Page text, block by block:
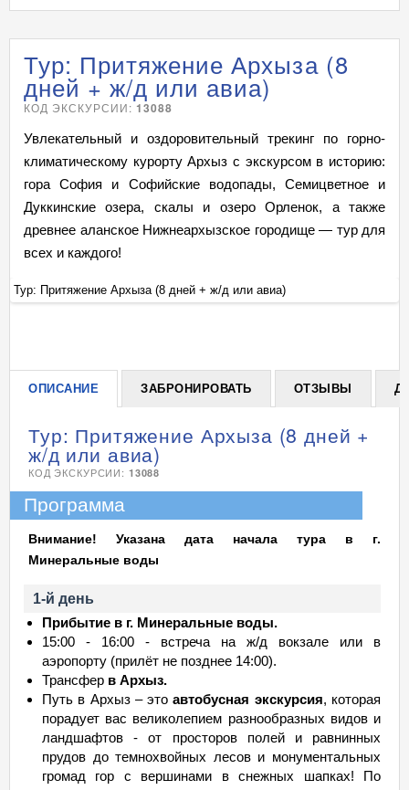
Тур: Притяжение Архыза (8
дней + ж/д или авиа)
КОД ЭКСКУРСИИ: 13088
Увлекательный и оздоровительный трекинг по горно-
климатическому курорту Архыз с экскурсом в историю:
гора София и Софийские водопады, Семицветное и
Дуккинские озера, скалы и озеро Орленок, а также
древнее аланское Нижнеархызское городище — тур для
всех и каждого!
Тур: Притяжение Архыза (8 дней + ж/д или авиа)
ОПИСАНИЕ ЗАБРОНИРОВАТЬ ОТЗЫВЫ
Тур: Притяжение Архыза (8 дней +
ж/д или авиа)
КОД ЭКСКУРСИИ: 13088
Программа
Внимание! Указана дата начала тура в г.
Минеральные воды
1-й день
Прибытие в г. Минеральные воды.
15:00 - 16:00 - встреча на ж/д вокзале или в
аэропорту (прилёт не позднее 14:00).
Трансфер в Архыз.
Путь в Архыз – этоавтобусная экскурсия, которая
порадует вас великолепием разнообразных видов и
ландшафтов - от просторов полей и равнинных
прудов до темнохвойных лесов и монументальных
громад гор с вершинами в снежных шапках! По